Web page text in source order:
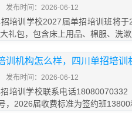
发布时间：2026-06-12
培训学校2027届单招培训班将
礼包，包含床上用品、棉服、洗
训机构怎么样，四川单招培训
发布时间：2026-06-12
培训学校联系电话
，2026届收费标准为签约班